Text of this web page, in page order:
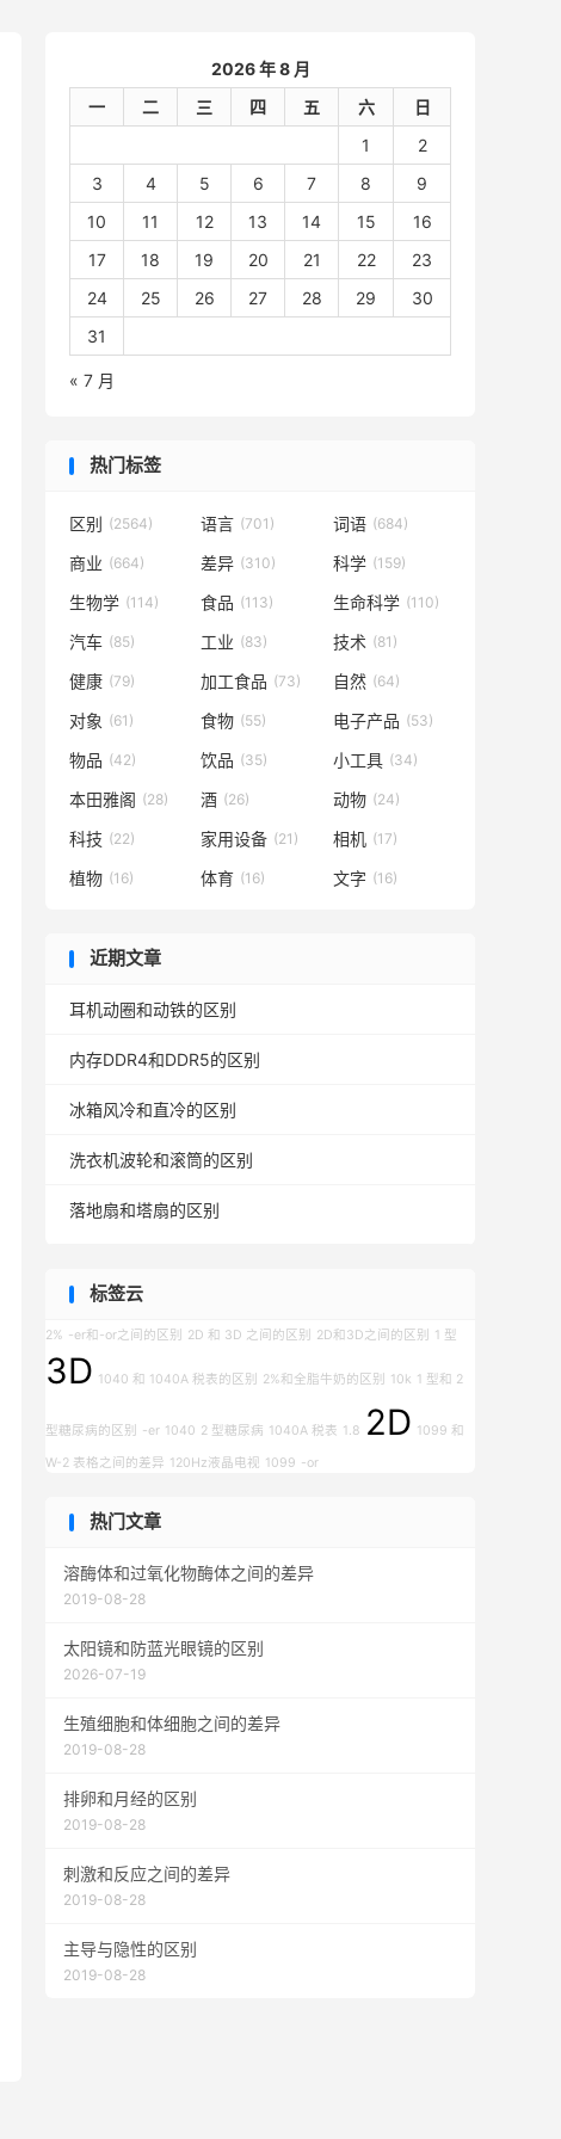
2026 年 8 月
一
二 三 四 五 六
日
1
2
3
4 5 6 7 8
9
10
11 12 13 14 15
16
17
18 19 20 21 22
23
24
25 26 27 28 29
30
31
« 7 月
热门标签
区别 (2564) 语言 (701) 词语 (684)
商业 (664) 差异 (310) 科学 (159)
生物学 (114) 食品 (113) 生命科学 (110)
汽车 (85) 工业 (83) 技术 (81)
健康 (79) 加工食品 (73) 自然 (64)
对象 (61) 食物 (55) 电子产品 (53)
物品 (42) 饮品 (35) 小工具 (34)
本田雅阁 (28) 酒 (26) 动物 (24)
科技 (22) 家用设备 (21) 相机 (17)
植物 (16) 体育 (16) 文字 (16)
近期文章
耳机动圈和动铁的区别
内存DDR4和DDR5的区别
冰箱风冷和直冷的区别
洗衣机波轮和滚筒的区别
落地扇和塔扇的区别
标签云
2% -er和-or之间的区别 2D 和 3D 之间的区别 2D和3D之间的区别 1 型
3D 1040 和 1040A 税表的区别 2%和全脂牛奶的区别 10k 1 型和 2
型糖尿病的区别 -er 1040 2 型糖尿病 1040A 税表 1.8 2D 1099 和
W-2 表格之间的差异 120Hz液晶电视 1099 -or
热门文章
溶酶体和过氧化物酶体之间的差异
2019-08-28
太阳镜和防蓝光眼镜的区别
2026-07-19
生殖细胞和体细胞之间的差异
2019-08-28
排卵和月经的区别
2019-08-28
刺激和反应之间的差异
2019-08-28
主导与隐性的区别
2019-08-28